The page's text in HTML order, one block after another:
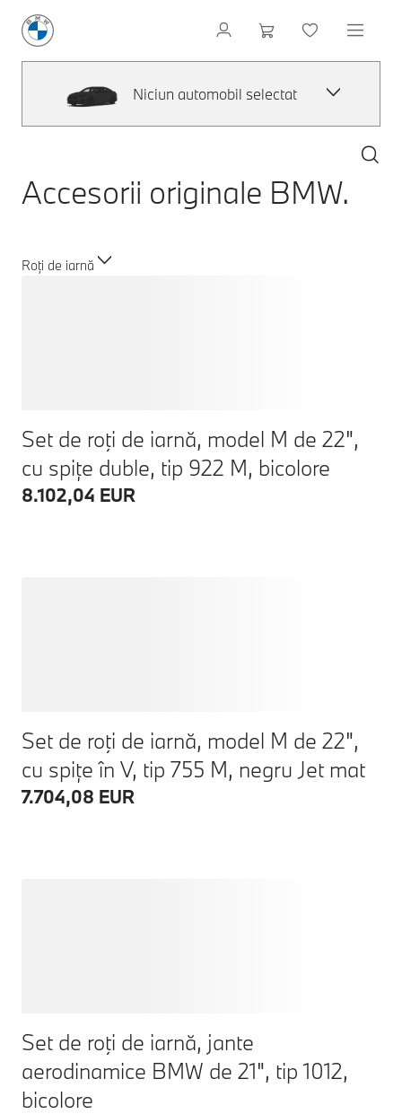
Niciun automobil selectat
Accesorii originale BMW.
Roți de iarnă
Set de roţi de iarnă, model M de 22",
cu spițe duble, tip 922 M, bicolore
8.102,04 EUR
Set de roţi de iarnă, model M de 22",
cu spițe în V, tip 755 M, negru Jet mat
7.704,08 EUR
Set de roţi de iarnă, jante
aerodinamice BMW de 21", tip 1012,
bicolore